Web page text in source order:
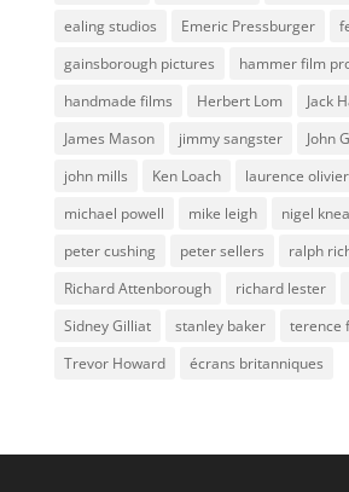
ealing studios
Emeric Pressburger
gainsborough pictures
hammer film
handmade films
Herbert Lom
Jack
James Mason
jimmy sangster
John
john mills
Ken Loach laurence olivier
michael powell
mike leigh nigel
peter cushing
peter sellers
ralph
Richard Attenborough
richard lester
Sidney Gilliat
stanley baker
terence
Trevor Howard
écrans britanniques